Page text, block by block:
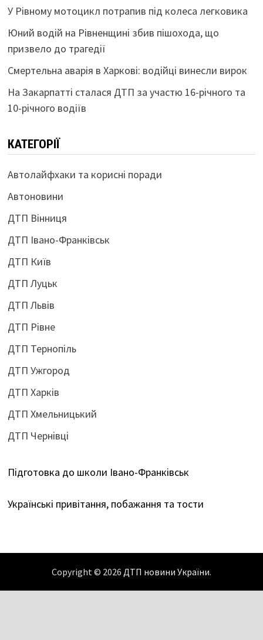
У Рівному мотоцикл потрапив під колеса легковика
Юний водій на Рівненщині збив пішохода, що
призвело до трагедії
Смертельна аварія в Харкові: водійці винесли вирок
На Закарпатті сталася ДТП за участю 16-річного та
10-річного водіїв
КАТЕГОРІЇ
Автолайфхаки та корисні поради
Автоновини
ДТП Вінниця
ДТП Івано-Франківськ
ДТП Київ
ДТП Луцьк
ДТП Львів
ДТП Рівне
ДТП Тернопіль
ДТП Ужгород
ДТП Харків
ДТП Хмельницький
ДТП Чернівці
Підготовка до школи Івано-Франківськ
Українські привітання, побажання та тости
Copyright © 2026 ДТП новини України.